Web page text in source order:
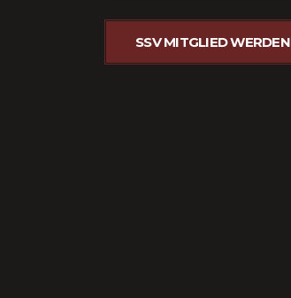
SSV MITGLIED WERDEN